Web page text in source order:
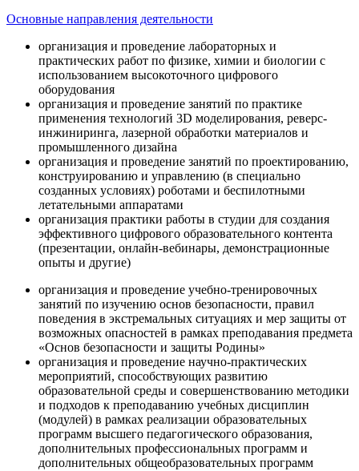
Основные направления деятельности
организация и проведение лабораторных и
практических работ по физике, химии и биологии с
использованием высокоточного цифрового
оборудования
организация и проведение занятий по практике
применения технологий 3D моделирования, реверс-
инжиниринга, лазерной обработки материалов и
промышленного дизайна
организация и проведение занятий по проектированию,
конструированию и управлению (в специально
созданных условиях) роботами и беспилотными
летательными аппаратами
организация практики работы в студии для создания
эффективного цифрового образовательного контента
(презентации, онлайн-вебинары, демонстрационные
опыты и другие)
организация и проведение учебно-тренировочных
занятий по изучению основ безопасности, правил
поведения в экстремальных ситуациях и мер защиты от
возможных опасностей в рамках преподавания предмета
«Основ безопасности и защиты Родины»
организация и проведение научно-практических
мероприятий, способствующих развитию
образовательной среды и совершенствованию методики
и подходов к преподаванию учебных дисциплин
(модулей) в рамках реализации образовательных
программ высшего педагогического образования,
дополнительных профессиональных программ и
дополнительных общеобразовательных программ